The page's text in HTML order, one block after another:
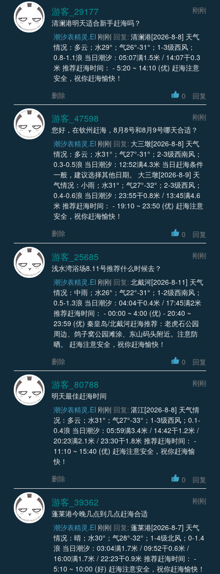
游客_29177
刚刚
清澜港明天适合新手赶海吗？
潮汐表精灵.EI 刚刚 回复: 清澜港[2026-8-8] 天气
情况：多云；水29°；气26°-31°；1-3级西风；
0.8-1.1浪 当日潮汐：05:07满1.5米 / 14:07干0.3
米 推荐赶海时间： - 5:20 ~ 14:10 (优) 赶海注意
安全，祝你赶海愉快！
删除
0 回复
游客_47598
刚刚
您好，在钦州赶海，8月8号和8月9号哪天合适？
潮汐表精灵.EI 刚刚 回复: 大三墩[2026-8-8] 天气
情况：多云；水31°；气27°-31°；2-3级西南风；
0.3-0.5浪 当日潮汐：12:52满4.3米 当日赶海条件
一般，建议选择其他日期。 大三墩[2026-8-9] 天
气情况：小雨；水31°；气27°-32°；2-3级西风；
0.4-0.6浪 当日潮汐：23:55干0.8米 / 13:45满4.6
米 推荐赶海时间： - 19:10 ~ 23:50 (优) 赶海注意
安全，祝你赶海愉快！
删除
0 回复
游客_25685
刚刚
浅水湾浴场8.11号推荐什么时候去？
潮汐表精灵.EI 刚刚 回复: 北戴河[2026-8-11] 天气
情况：中雨；水26°；气22°-31°；1-2级西南风；
0.5-1.3浪 当日潮汐：04:04干0.4米 / 17:45满2米
推荐赶海时间： - 00:00 ~ 4:00 (优) - 20:40 ~
23:59 (优) 秦皇岛/北戴河赶海推荐：老虎石公园
周边、鸽子窝公园滩涂、东山码头附近。注意防
晒。 赶海注意安全，祝你赶海愉快！
删除
0 回复
游客_80788
刚刚
明天最佳赶海时间
潮汐表精灵.EI 刚刚 回复: 湛江[2026-8-8] 天气情
况：多云；水31°；气27°-33°；1-3级西风；0.1-
0.4浪 当日潮汐：05:59满3.4米 / 14:42干1.2米 /
20:23满2.1米 / 23:30干1.8米 推荐赶海时间： -
11:10 ~ 15:40 (优) 赶海注意安全，祝你赶海愉
快！
删除
0 回复
游客_39362
刚刚
蓬莱港今晚几点到几点赶海合适
潮汐表精灵.EI 刚刚 回复: 蓬莱港[2026-8-7] 天气
情况：晴；水30°；气28°-32°；1-4级北风；0-1.4
浪 当日潮汐：03:04满1.7米 / 09:52干0.6米 /
16:00满1.7米 / 22:23干0.9米 推荐赶海时间： -
5:10 ~ 10:00 (好) 赶海注意安全，祝你赶海愉快！